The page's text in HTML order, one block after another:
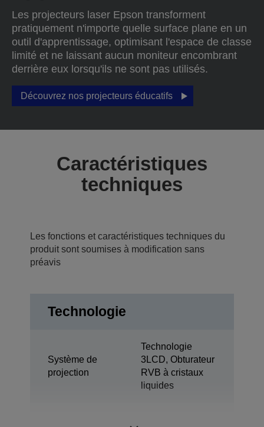
Les projecteurs laser Epson transforment
pratiquement n'importe quelle surface plane en un
outil d'apprentissage, optimisant l'espace de classe
limité et ne laissant aucun moniteur encombrant
derrière eux lorsqu'ils ne sont pas utilisés.
Découvrez nos projecteurs éducatifs
Caractéristiques
techniques
Les fonctions et caractéristiques techniques du
produit sont soumises à modification sans
préavis
Technologie
Système de
projection
Technologie
3LCD, Obturateur
RVB à cristaux
liquides